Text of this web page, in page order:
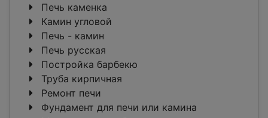
Печь каменка
Камин угловой
Печь - камин
Печь русская
Постройка барбекю
Труба кирпичная
Ремонт печи
Фундамент для печи или камина